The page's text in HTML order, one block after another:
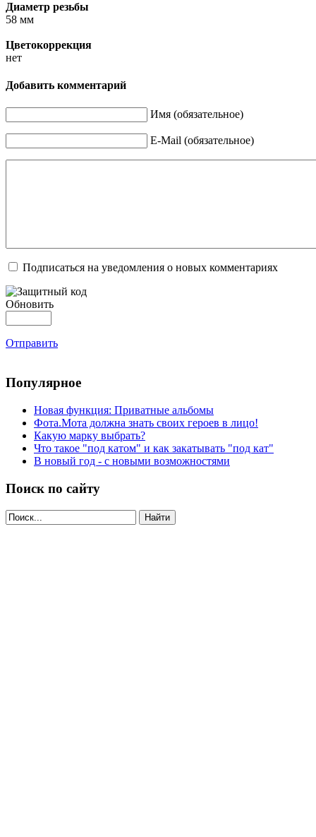
Диаметр резьбы
58 мм
Цветокоррекция
нет
Добавить комментарий
Имя (обязательное)
E-Mail (обязательное)
Подписаться на уведомления о новых комментариях
Обновить
Отправить
Популярное
Новая функция: Приватные альбомы
Фота.Мота должна знать своих героев в лицо!
Какую марку выбрать?
Что такое "под катом" и как закатывать "под кат"
В новый год - с новыми возможностями
Поиск по сайту
Найти